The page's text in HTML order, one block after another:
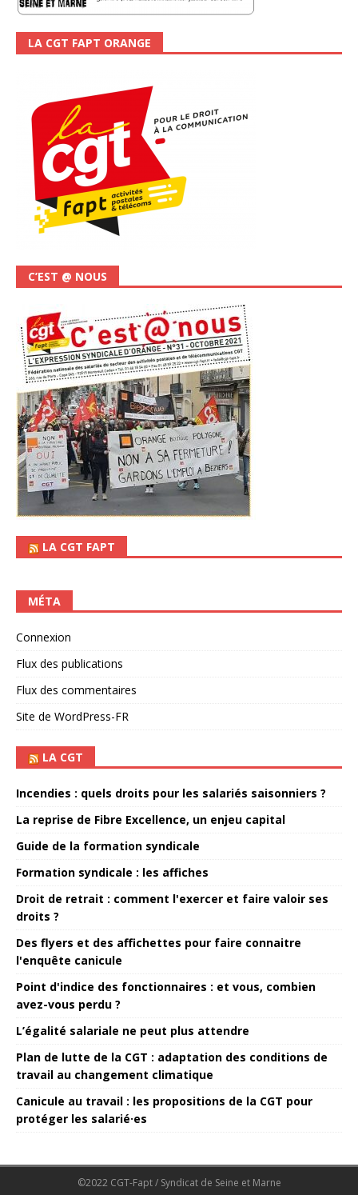
LA CGT FAPT ORANGE
C’EST @ NOUS
LA CGT FAPT
MÉTA
Connexion
Flux des publications
Flux des commentaires
Site de WordPress-FR
LA CGT
Incendies : quels droits pour les salariés saisonniers ?
La reprise de Fibre Excellence, un enjeu capital
Guide de la formation syndicale
Formation syndicale : les affiches
Droit de retrait : comment l'exercer et faire valoir ses
droits ?
Des flyers et des affichettes pour faire connaitre
l'enquête canicule
Point d'indice des fonctionnaires : et vous, combien
avez-vous perdu ?
L’égalité salariale ne peut plus attendre
Plan de lutte de la CGT : adaptation des conditions de
travail au changement climatique
Canicule au travail : les propositions de la CGT pour
protéger les salarié·es
©2022 CGT-Fapt / Syndicat de Seine et Marne